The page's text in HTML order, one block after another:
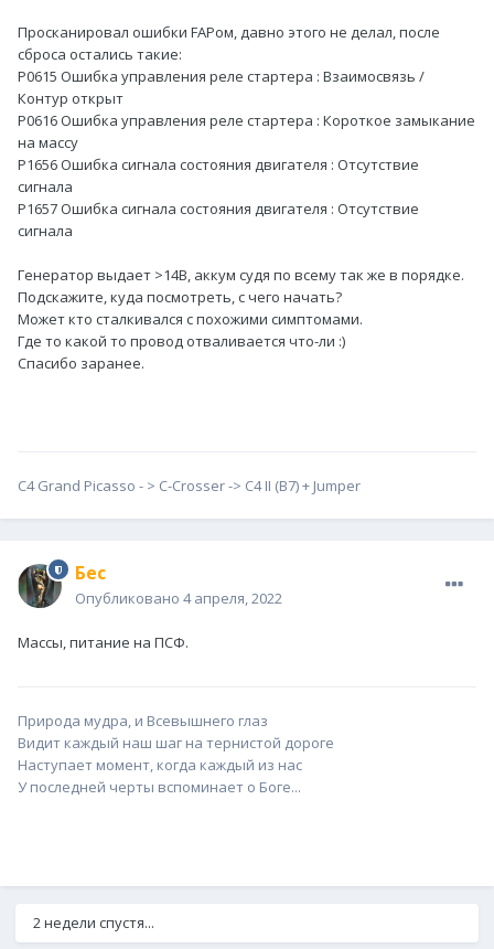
Просканировал ошибки FAPом, давно этого не делал, после
сброса остались такие:
P0615 Ошибка управления реле стартера : Взаимосвязь /
Контур открыт
P0616 Ошибка управления реле стартера : Короткое замыкание
на массу
P1656 Ошибка сигнала состояния двигателя : Отсутствие
сигнала
P1657 Ошибка сигнала состояния двигателя : Отсутствие
сигнала
Генератор выдает >14В, аккум судя по всему так же в порядке.
Подскажите, куда посмотреть, с чего начать?
Может кто сталкивался с похожими симптомами.
Где то какой то провод отваливается что-ли :)
Спасибо заранее.
С4 Grand Picasso - > С-Сrosser -> C4 II (B7) + Jumper
Бес
Опубликовано 4 апреля, 2022
Массы, питание на ПСФ.
Природа мудра, и Всевышнего глаз
Видит каждый наш шаг на тернистой дороге
Наступает момент, когда каждый из нас
У последней черты вспоминает о Боге...
2 недели спустя...